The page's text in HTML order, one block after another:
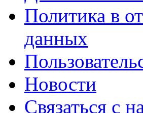
Политика в
данных
Новости
Связаться с